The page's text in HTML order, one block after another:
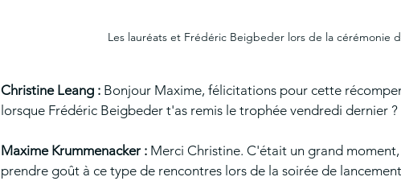
Les lauréats et Frédéric Beigbeder lors de la cérémonie
Christine Leang : Bonjour Maxime, félicitations pour cette
lorsque Frédéric Beigbeder t'as remis le trophée vendredi dernier ?
Maxime Krummenacker : Merci Christine. C'était un grand
prendre goût à ce type de rencontres lors de la soirée de